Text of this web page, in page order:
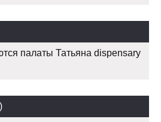
палаты Татьяна dispensary